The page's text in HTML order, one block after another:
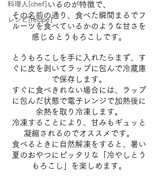
料理人[chef]
レシピ[recipe]
いるのが特徴で、
その名前の通り、食べた瞬間まるでフ
ルーツを食べているかのような甘さを
感じるとうもろこしです。
とうもろこしを手に入れたらまず、す
ぐに皮を剥いてラップに包んで冷蔵庫
で保存します。
すぐに食べきれない場合には、ラップ
に包んだ状態で電子レンジで加熱後に
余熱を取り冷凍します。
冷凍することにより、甘みもギュッと
凝縮されるのでオススメです。
食べるときに自然解凍をすると、暑い
夏のおやつにピッタリな「冷やしとう
もろこし」を楽しめます。